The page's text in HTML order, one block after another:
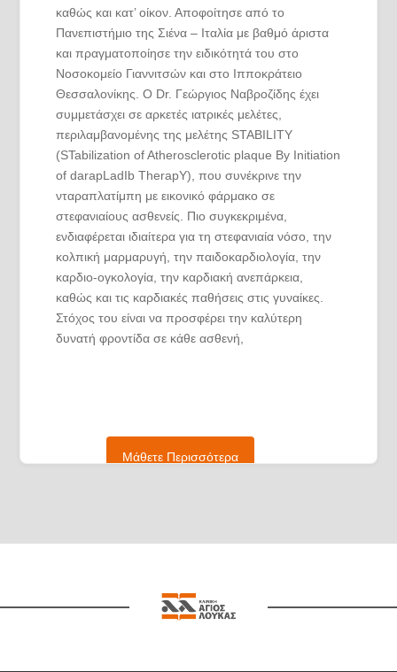
καθώς και κατ’ οίκον. Αποφοίτησε από το
Πανεπιστήμιο της Σιένα – Ιταλία με βαθμό άριστα
και πραγματοποίησε την ειδικότητά του στο
Νοσοκομείο Γιαννιτσών και στο Ιπποκράτειο
Θεσσαλονίκης. O Dr. Γεώργιος Ναβροζίδης έχει
συμμετάσχει σε αρκετές ιατρικές μελέτες,
περιλαμβανομένης της μελέτης STABILITY
(STabilization of Atherosclerotic plaque By Initiation
of darapLadIb TherapY), που συνέκρινε την
νταραπλατίμπη με εικονικό φάρμακο σε
στεφανιαίους ασθενείς. Πιο συγκεκριμένα,
ενδιαφέρεται ιδιαίτερα για τη στεφανιαία νόσο, την
κολπική μαρμαρυγή, την παιδοκαρδιολογία, την
καρδιο-ογκολογία, την καρδιακή ανεπάρκεια,
καθώς και τις καρδιακές παθήσεις στις γυναίκες.
Στόχος του είναι να προσφέρει την καλύτερη
δυνατή φροντίδα σε κάθε ασθενή,
ψυχικής του υγείας και ευεξίας.
Μάθετε Περισσότερα